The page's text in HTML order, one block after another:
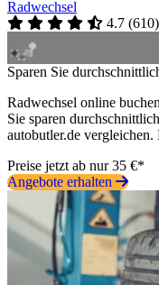
Radwechsel
4.7 (610)
Sparen Sie
Radwechsel online
Sie sparen durchschnittlich
autobutler.de
Preise jetzt ab nur 35 €*
Angebote erhalten